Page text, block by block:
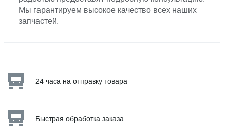
Мы гарантируем высокое качество всех наших
запчастей.
24 часа на отправку товара
Быстрая обработка заказа